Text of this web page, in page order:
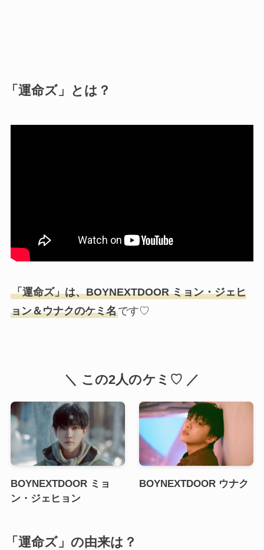
「運命ズ」とは？
「運命ズ」は、BOYNEXTDOOR ミョン・ジェヒ
ョン＆ウナクのケミ名です♡
＼ この2人のケミ♡ ／
BOYNEXTDOOR ミョ
ン・ジェヒョン
BOYNEXTDOOR ウナク
「運命ズ」の由来は？